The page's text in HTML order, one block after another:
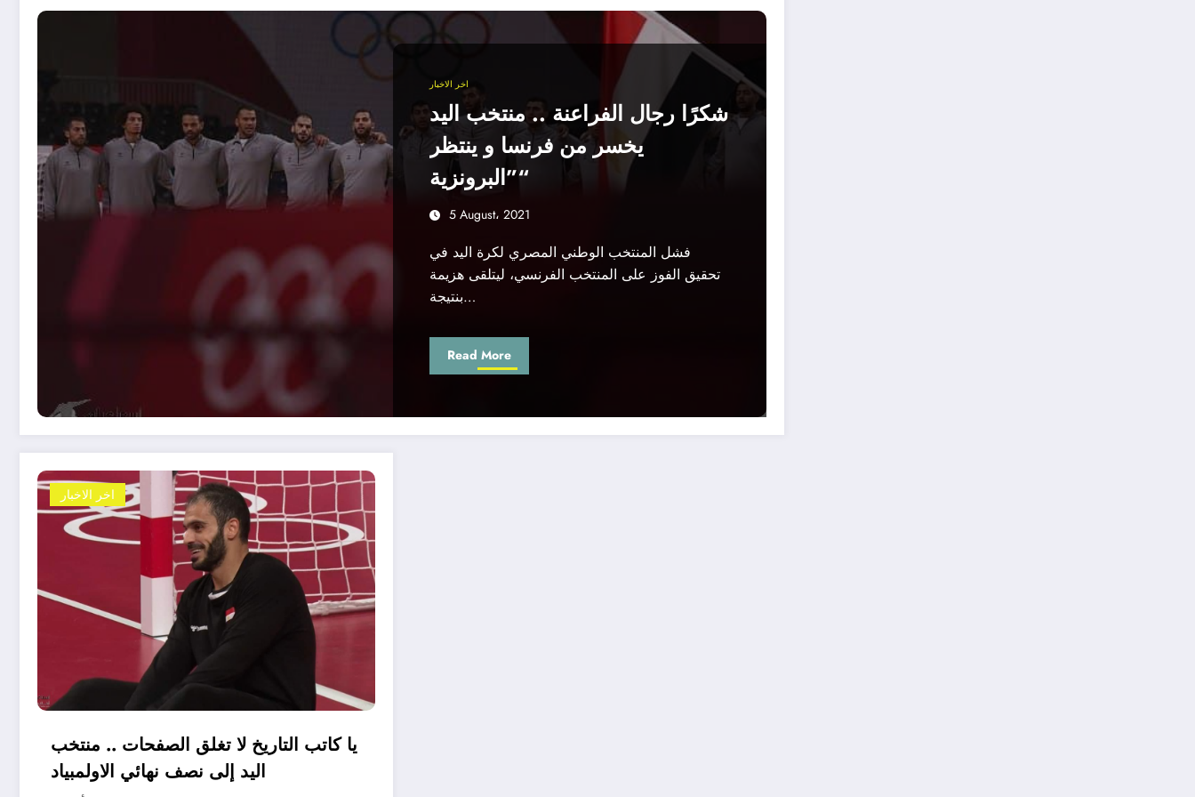
اخر الاخبار
شكرًا رجال الفراعنة .. منتخب اليد
يخسر من فرنسا و ينتظر
”البرونزية“
5 August، 2021
فشل المنتخب الوطني المصري لكرة اليد في
تحقيق الفوز على المنتخب الفرنسي، ليتلقى هزيمة
بنتيجة…
Read More
اخر الاخبار
يا كاتب التاريخ لا تغلق الصفحات .. منتخب
اليد إلى نصف نهائي الاولمبياد